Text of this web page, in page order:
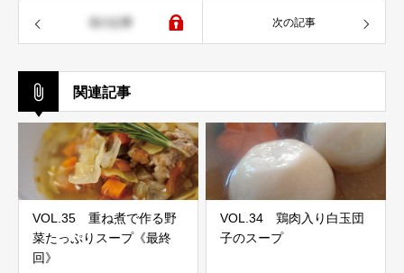
次の記事
関連記事
VOL.35 重ね煮で作る野
菜たっぷりスープ《最終
回》
VOL.34 鶏肉入り白玉団
子のスープ